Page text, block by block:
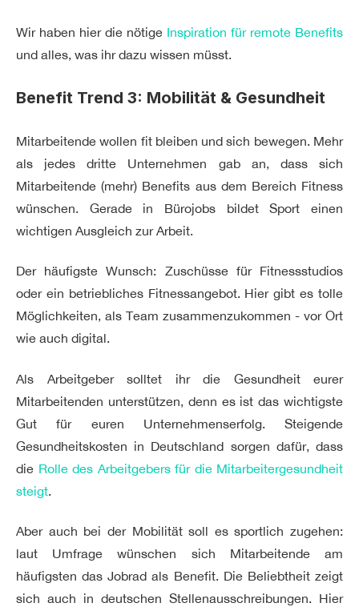
Wir haben hier die nötige Inspiration für remote Benefits
und alles, was ihr dazu wissen müsst.
Benefit Trend 3: Mobilität & Gesundheit
Mitarbeitende wollen fit bleiben und sich bewegen. Mehr
als jedes dritte Unternehmen gab an, dass sich
Mitarbeitende (mehr) Benefits aus dem Bereich Fitness
wünschen. Gerade in Bürojobs bildet Sport einen
wichtigen Ausgleich zur Arbeit.
Der häufigste Wunsch: Zuschüsse für Fitnessstudios
oder ein betriebliches Fitnessangebot. Hier gibt es tolle
Möglichkeiten, als Team zusammenzukommen - vor Ort
wie auch digital.
Als Arbeitgeber solltet ihr die Gesundheit eurer
Mitarbeitenden unterstützen, denn es ist das wichtigste
Gut für euren Unternehmenserfolg. Steigende
Gesundheitskosten in Deutschland sorgen dafür, dass
die Rolle des Arbeitgebers für die Mitarbeitergesundheit
steigt.
Aber auch bei der Mobilität soll es sportlich zugehen:
laut Umfrage wünschen sich Mitarbeitende am
häufigsten das Jobrad als Benefit. Die Beliebtheit zeigt
sich auch in deutschen Stellenausschreibungen. Hier